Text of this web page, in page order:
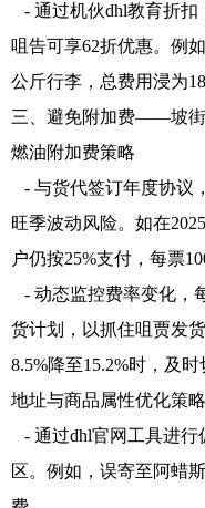
- 通过机伙dhl教育折扣
咀告可享62折优惠。例
公斤行李，总费用浸为
三、避免附加费——坡
燃油附加费策略
- 与货代签订年度协议
旺季波动风险。如在
户仍按25%支付，每票
- 动态监控费率变化，
货计划，以抓住咀贾发
8.5%降至15.2%时，及时
地址与商品属性优化策略
- 通过dhl官网工具进行
区。例如，误寄至阿蜡